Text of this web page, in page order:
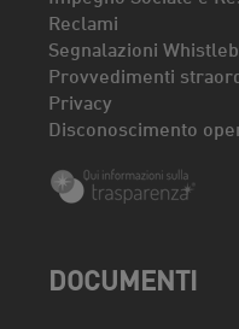
Reclami
Segnalazioni
Provvedimenti
Privacy
Disconoscimento
DOCUMENTI